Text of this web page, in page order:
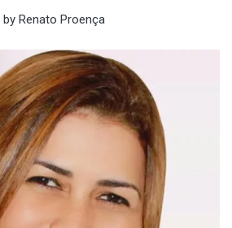
by Renato Proença